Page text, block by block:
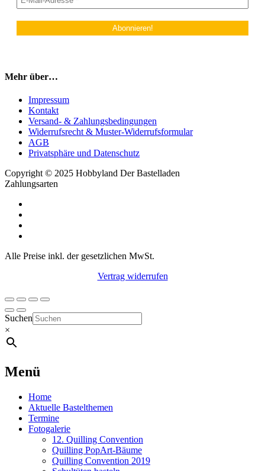
Mehr über…
Impressum
Kontakt
Versand- & Zahlungsbedingungen
Widerrufsrecht & Muster-Widerrufsformular
AGB
Privatsphäre und Datenschutz
Copyright © 2025 Hobbyland Der Bastelladen
Zahlungsarten
Alle Preise inkl. der gesetzlichen MwSt.
Vertrag widerrufen
Suchen
×
Menü
Home
Aktuelle Bastelthemen
Termine
Fotogalerie
12. Quilling Convention
Quilling PopArt-Bäume
Quilling Convention 2019